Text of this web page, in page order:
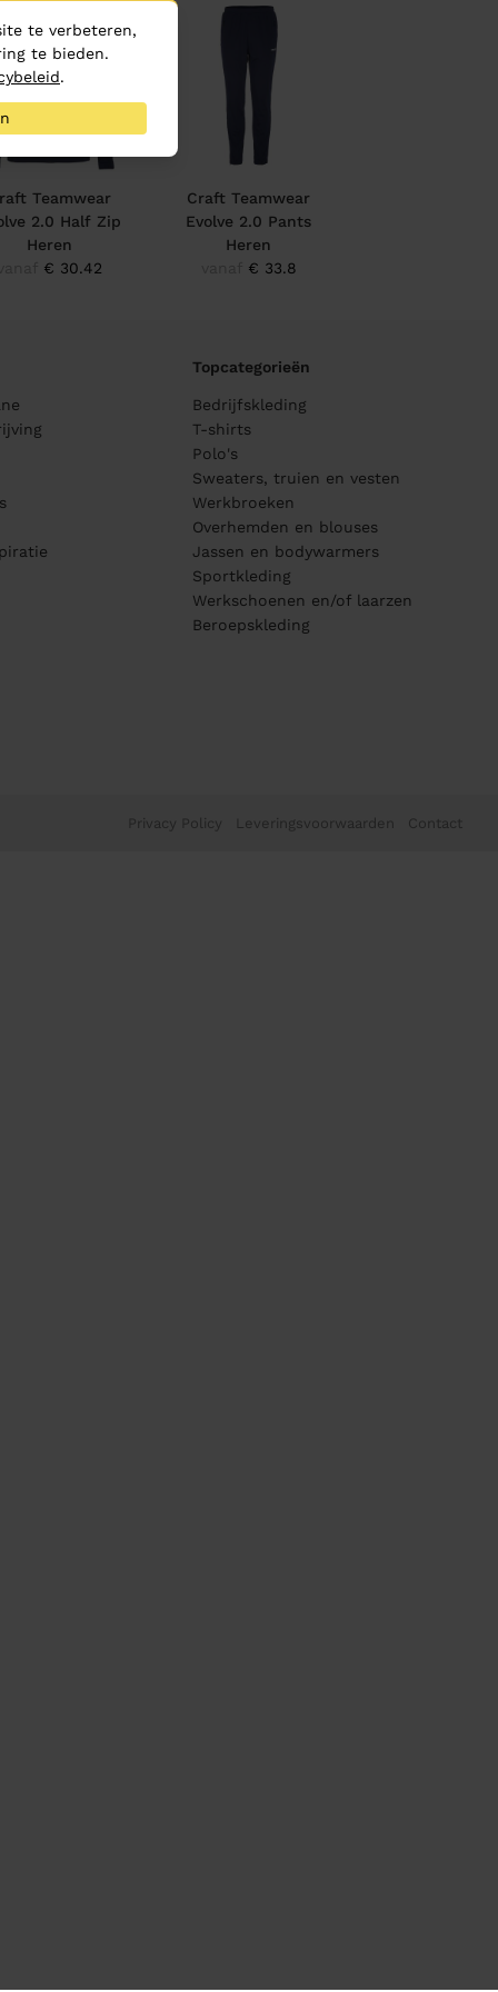
Teamwear
2.0 Half Zip
Heren
€ 30.42
Craft Teamwear
Evolve 2.0 Pants
Heren
€ 33.8
Topcategorieën
Bedrijfskleding
T-shirts
Polo's
Sweaters, truien en vesten
Werkbroeken
Overhemden en blouses
Jassen en bodywarmers
Sportkleding
Werkschoenen en/of laarzen
Beroepskleding
Privacy Policy Leveringsvoorwaarden Contact
te verbeteren,
te bieden.
.